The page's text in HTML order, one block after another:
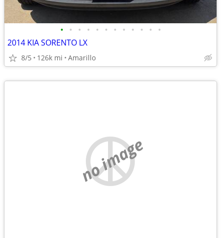
• • • • • • • • • • • •
2014 KIA SORENTO LX
8/5 126k mi Amarillo
no image